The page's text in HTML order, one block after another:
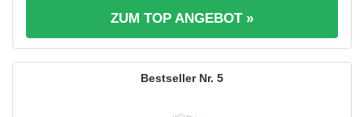
ZUM TOP ANGEBOT »
5